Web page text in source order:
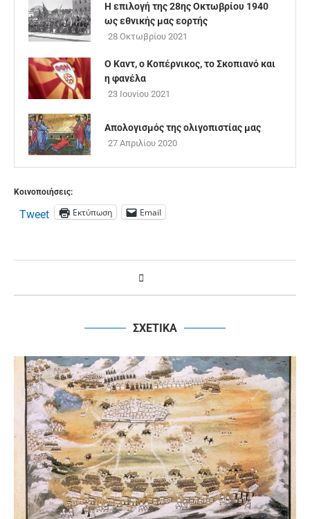
Η επιλογή της 28ης Οκτωβρίου 1940
ως εθνικής μας εορτής
28 Οκτωβρίου 2021
Ο Καντ, ο Κοπέρνικος, το Σκοπιανό και
η φανέλα
23 Ιουνίου 2021
Απολογισμός της ολιγοπιστίας μας
27 Απριλίου 2020
Κοινοποιήσεις:
Tweet Εκτύπωση Email
ΣΧΕΤΙΚΑ